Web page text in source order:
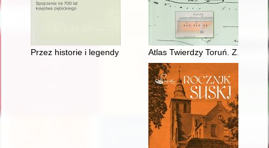
Przez historie i legendy : spojrzenie na 700 lat księstwa
Atlas Twierdzy Toruń. Z. 15,